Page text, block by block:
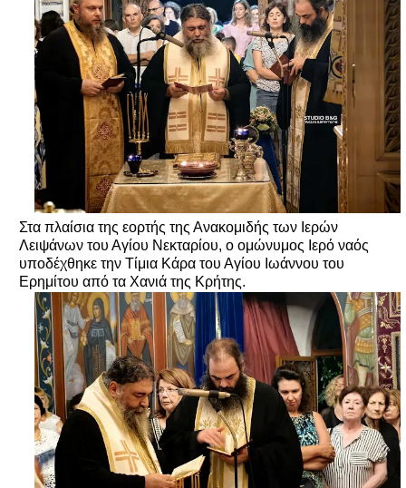
Στα πλαίσια της εορτής της Ανακομιδής των Ιερών
Λειψάνων του Αγίου Νεκταρίου, ο ομώνυμος Ιερό ναός
υποδέχθηκε την Τίμια Κάρα του Αγίου Ιωάννου του
Ερημίτου από τα Χανιά της Κρήτης.